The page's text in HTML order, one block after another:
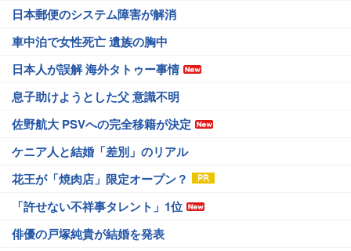
日本郵便のシステム障害が解消
車中泊で女性死亡 遺族の胸中
日本人が誤解 海外タトゥー事情
息子助けようとした父 意識不明
佐野航大 PSVへの完全移籍が決定
ケニア人と結婚「差別」のリアル
花王が「焼肉店」限定オープン？
「許せない不祥事タレント」1位
俳優の戸塚純貴が結婚を発表